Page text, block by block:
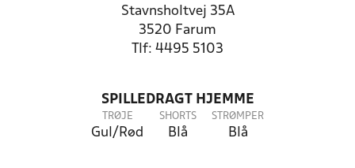
Stavnsholtvej 35A
3520 Farum
Tlf: 4495 5103
SPILLEDRAGT HJEMME
TRØJE
Gul/Rød
SHORTS
Blå
STRØMPER
Blå